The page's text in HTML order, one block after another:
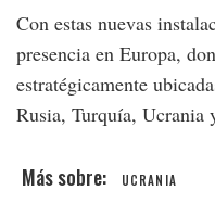
Con estas nuevas
presencia en Europa,
estratégicamente
Rusia, Turquía, Ucrania
UCRANIA